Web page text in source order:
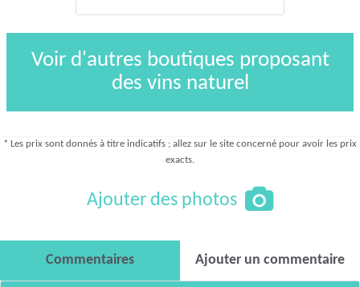
Voir d'autres boutiques proposant
des vins naturel
* Les prix sont donnés à titre indicatifs ; allez sur le site concerné pour avoir les prix
exacts.
Ajouter des photos
Commentaires Ajouter un commentaire